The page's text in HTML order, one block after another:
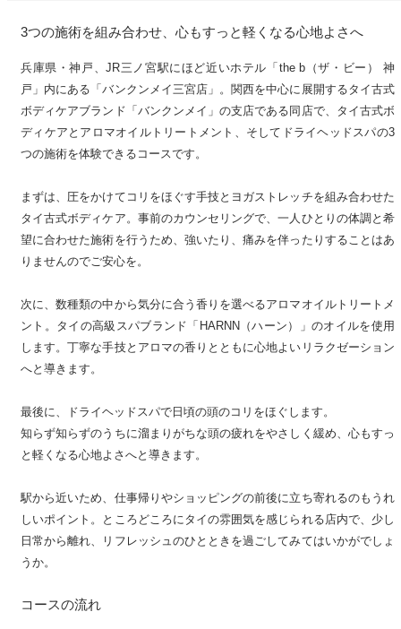
3つの施術を組み合わせ、心もすっと軽くなる心地よさへ
兵庫県・神戸、JR三ノ宮駅にほど近いホテル「the b（ザ・ビー） 神
戸」内にある「バンクンメイ三宮店」。関西を中心に展開するタイ古式
ボディケアブランド「バンクンメイ」の支店である同店で、タイ古式ボ
ディケアとアロマオイルトリートメント、そしてドライヘッドスパの3
つの施術を体験できるコースです。
まずは、圧をかけてコリをほぐす手技とヨガストレッチを組み合わせた
タイ古式ボディケア。事前のカウンセリングで、一人ひとりの体調と希
望に合わせた施術を行うため、強いたり、痛みを伴ったりすることはあ
りませんのでご安心を。
次に、数種類の中から気分に合う香りを選べるアロマオイルトリートメ
ント。タイの高級スパブランド「HARNN（ハーン）」のオイルを使用
します。丁寧な手技とアロマの香りとともに心地よいリラクゼーション
へと導きます。
最後に、ドライヘッドスパで日頃の頭のコリをほぐします。
知らず知らずのうちに溜まりがちな頭の疲れをやさしく緩め、心もすっ
と軽くなる心地よさへと導きます。
駅から近いため、仕事帰りやショッピングの前後に立ち寄れるのもうれ
しいポイント。ところどころにタイの雰囲気を感じられる店内で、少し
日常から離れ、リフレッシュのひとときを過ごしてみてはいかがでしょ
うか。
コースの流れ